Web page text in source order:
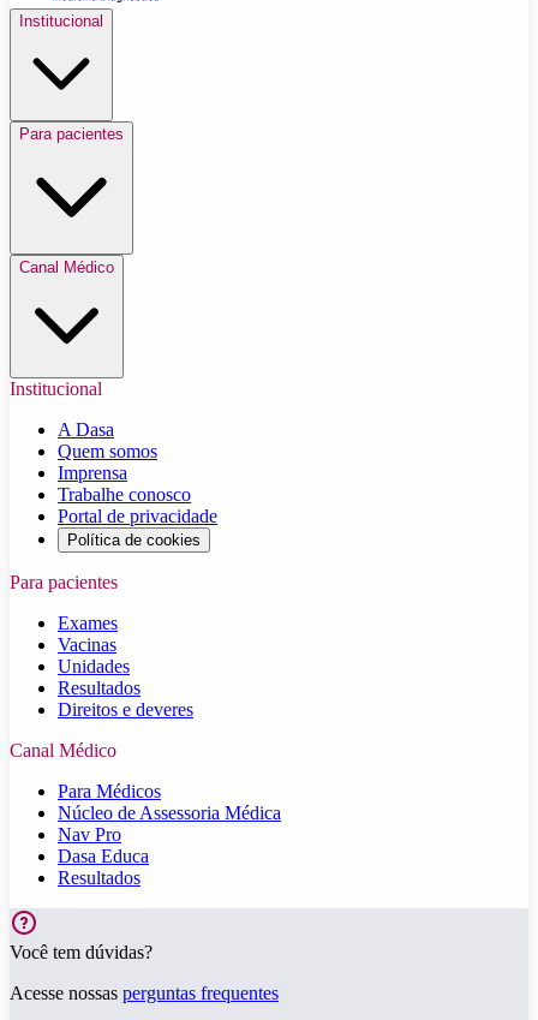
Institucional
Para pacientes
Canal Médico
Institucional
A Dasa
Quem somos
Imprensa
Trabalhe conosco
Portal de privacidade
Política de cookies
Para pacientes
Exames
Vacinas
Unidades
Resultados
Direitos e deveres
Canal Médico
Para Médicos
Núcleo de Assessoria Médica
Nav Pro
Dasa Educa
Resultados
Você tem dúvidas?
Acesse nossas perguntas frequentes